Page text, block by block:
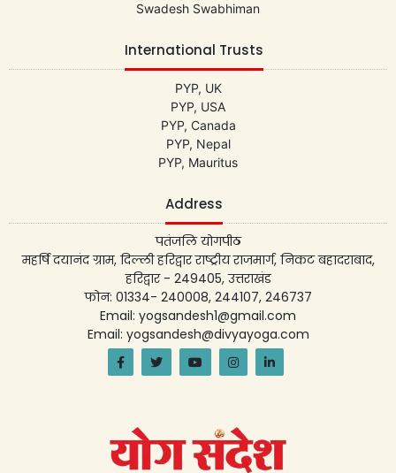
Swadesh Swabhiman
International Trusts
PYP, UK
PYP, USA
PYP, Canada
PYP, Nepal
PYP, Mauritus
Address
पतंजलि योगपीठ
महर्षि दयानंद ग्राम, दिल्ली हरिद्वार राष्ट्रीय राजमार्ग, निकट बहादराबाद,
हरिद्वार - 249405, उत्तराखंड
फोन: 01334- 240008, 244107, 246737
Email: yogsandesh1@gmail.com
Email: yogsandesh@divyayoga.com